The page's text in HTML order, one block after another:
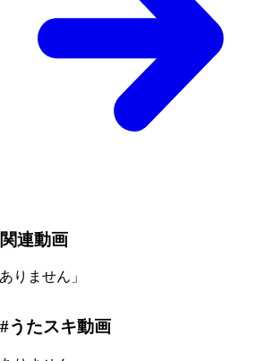
関連動画
りません」
#うたスキ動画